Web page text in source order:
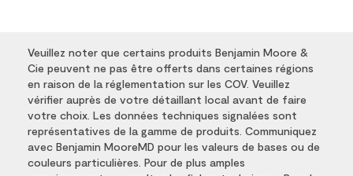
Veuillez noter que certains produits Benjamin Moore &
Cie peuvent ne pas être offerts dans certaines régions
en raison de la réglementation sur les COV. Veuillez
vérifier auprès de votre détaillant local avant de faire
votre choix. Les données techniques signalées sont
représentatives de la gamme de produits. Communiquez
avec Benjamin MooreMD pour les valeurs de bases ou de
couleurs particulières. Pour de plus amples